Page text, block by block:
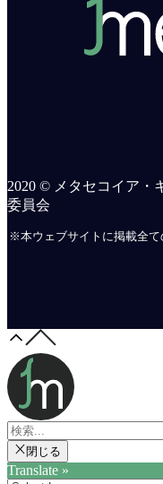
2020 © メタセコイア・
委員会
※本ウェブサイトに掲載全
閉じる
Translate »